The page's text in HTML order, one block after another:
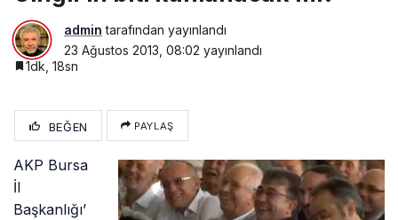
admin tarafından yayınlandı
23 Ağustos 2013, 08:02 yayınlandı
1dk, 18sn
BEĞEN PAYLAŞ
AKP Bursa
İl
Başkanlığı’